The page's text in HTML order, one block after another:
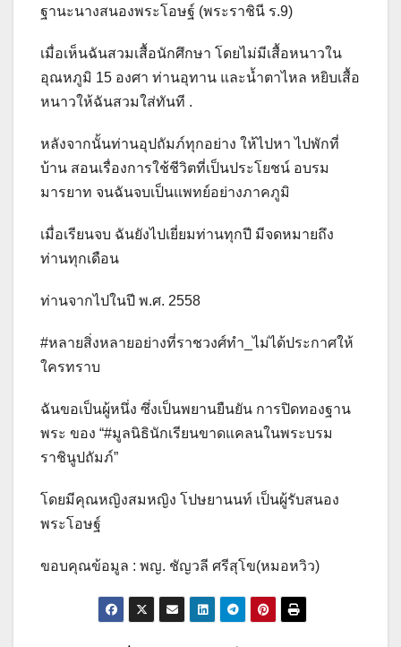
ฐานะนางสนองพระโอษฐ์ (พระราชินี ร.9)
เมื่อเห็นฉันสวมเสื้อนักศึกษา โดยไม่มีเสื้อหนาวใน
อุณหภูมิ 15 องศา ท่านอุทาน และน้ำตาไหล หยิบเสื้อ
หนาวให้ฉันสวมใส่ทันที .
หลังจากนั้นท่านอุปถัมภ์ทุกอย่าง ให้ไปหา ไปพักที่
บ้าน สอนเรื่องการใช้ชีวิตที่เป็นประโยชน์ อบรม
มารยาท จนฉันจบเป็นแพทย์อย่างภาคภูมิ
เมื่อเรียนจบ ฉันยังไปเยี่ยมท่านทุกปี มีจดหมายถึง
ท่านทุกเดือน
ท่านจากไปในปี พ.ศ. 2558
#หลายสิ่งหลายอย่างที่ราชวงศ์ทำ_ไม่ได้ประกาศให้
ใครทราบ
ฉันขอเป็นผู้หนึ่ง ซึ่งเป็นพยานยืนยัน การปิดทองฐาน
พระ ของ “#มูลนิธินักเรียนขาดแคลนในพระบรม
ราชินูปถัมภ์”
โดยมีคุณหญิงสมหญิง โปษยานนท์ เป็นผู้รับสนอง
พระโอษฐ์
ขอบคุณข้อมูล : พญ. ชัญวลี ศรีสุโข(หมอหวิว)